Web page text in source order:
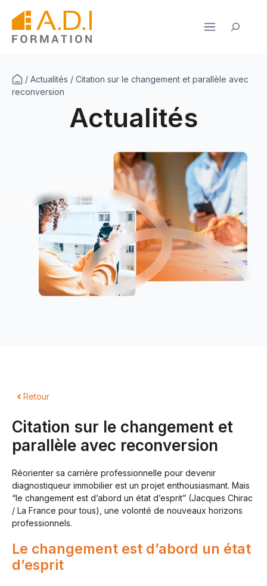
contenu
/ Actualités / Citation sur le changement et parallèle avec
reconversion
Actualités
Retour
Citation sur le changement et
parallèle avec reconversion
Réorienter sa carrière professionnelle pour devenir
diagnostiqueur immobilier est un projet enthousiasmant. Mais
“le changement est d’abord un état d’esprit” (Jacques Chirac
/ La France pour tous), une volonté de nouveaux horizons
professionnels.
Le changement est d’abord un état
d’esprit